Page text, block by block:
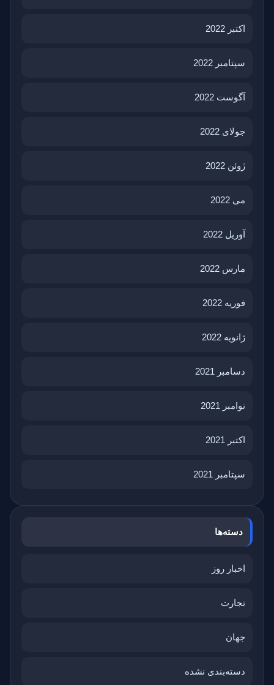
اکتبر 2022
سپتامبر 2022
آگوست 2022
جولای 2022
ژوئن 2022
می 2022
آوریل 2022
مارس 2022
فوریه 2022
ژانویه 2022
دسامبر 2021
نوامبر 2021
اکتبر 2021
سپتامبر 2021
دسته‌ها
اخبار روز
تجارت
جهان
دسته‌بندی نشده